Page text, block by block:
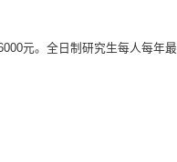
元。全日制研究生每人每年